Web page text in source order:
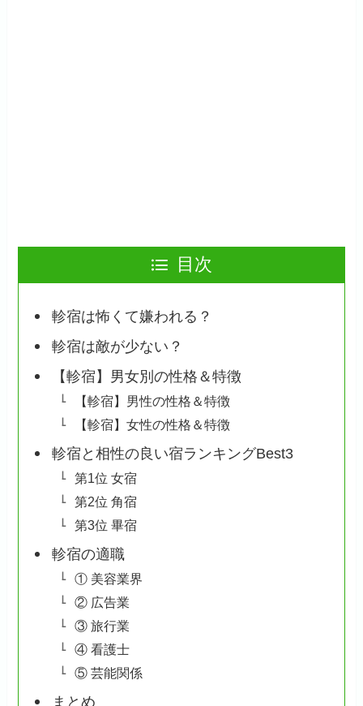
目次
軫宿は怖くて嫌われる？
軫宿は敵が少ない？
【軫宿】男女別の性格＆特徴
【軫宿】男性の性格＆特徴
【軫宿】女性の性格＆特徴
軫宿と相性の良い宿ランキングBest3
第1位 女宿
第2位 角宿
第3位 畢宿
軫宿の適職
① 美容業界
② 広告業
③ 旅行業
④ 看護士
⑤ 芸能関係
まとめ